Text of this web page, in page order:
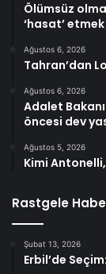
Ölümsüz
‘hasat’
Ağustos 6, 2026
Tahran’dan
Ağustos 6, 2026
Adalet
öncesi dev
Ağustos 5, 2026
Kimi
Rastgele
Şubat 13, 2026
Erbil’de